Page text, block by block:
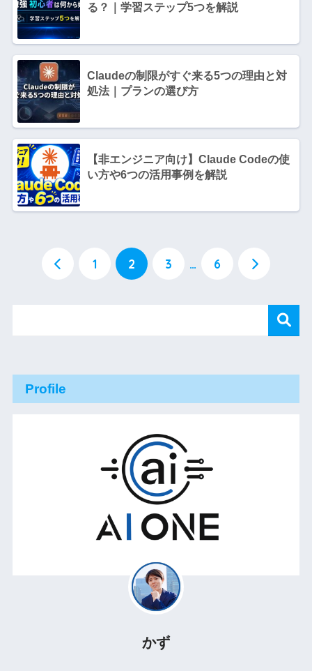
る？｜学習ステップ5つを解説
Claudeの制限がすぐ来る5つの理由と対
処法｜プランの選び方
【非エンジニア向け】Claude Codeの使
い方や6つの活用事例を解説
1 2 3 … 6
Profile
かず